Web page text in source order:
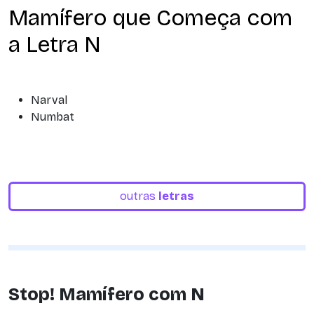
Mamífero que Começa com
a Letra N
Narval
Numbat
outras letras
Stop! Mamífero com N